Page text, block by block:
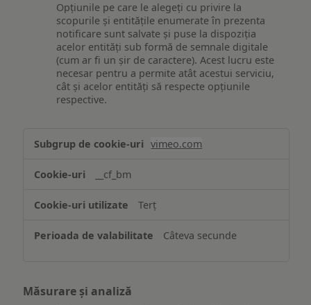
Opțiunile pe care le alegeți cu privire la
scopurile și entitățile enumerate în prezenta
notificare sunt salvate și puse la dispoziția
acelor entități sub formă de semnale digitale
(cum ar fi un șir de caractere). Acest lucru este
necesar pentru a permite atât acestui serviciu,
cât și acelor entități să respecte opțiunile
respective.
Asigurarea
funcționalităților
website-
ului
vimeo.com
__cf_bm
Terț
Câteva secunde
Măsurare și analiză